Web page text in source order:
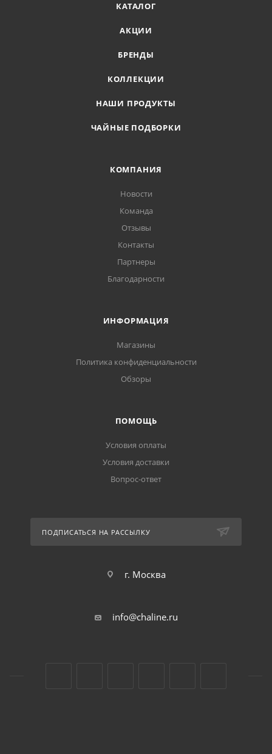
КАТАЛОГ
АКЦИИ
БРЕНДЫ
КОЛЛЕКЦИИ
НАШИ ПРОДУКТЫ
ЧАЙНЫЕ ПОДБОРКИ
КОМПАНИЯ
Новости
Команда
Отзывы
Контакты
Партнеры
Благодарности
ИНФОРМАЦИЯ
Магазины
Политика конфиденциальности
Обзоры
ПОМОЩЬ
Условия оплаты
Условия доставки
Вопрос-ответ
ПОДПИСАТЬСЯ НА РАССЫЛКУ
г. Москва
info@chaline.ru